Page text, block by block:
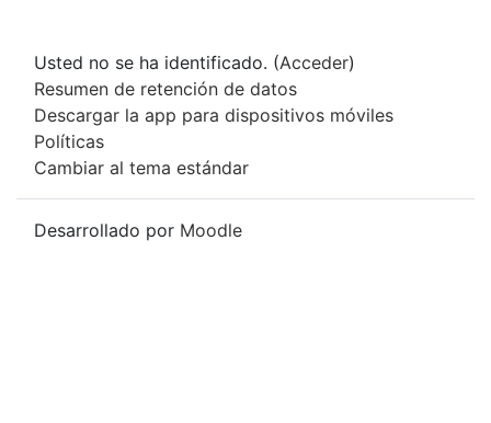
Usted no se ha identificado. (Acceder)
Resumen de retención de datos
Descargar la app para dispositivos móviles
Políticas
Cambiar al tema estándar
Desarrollado por Moodle